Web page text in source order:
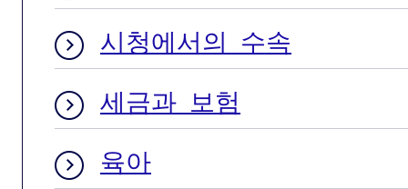
시청에서의 수속
세금과 보험
육아